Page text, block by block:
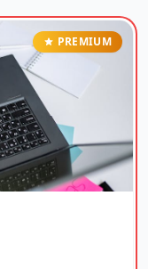
PREMIUM